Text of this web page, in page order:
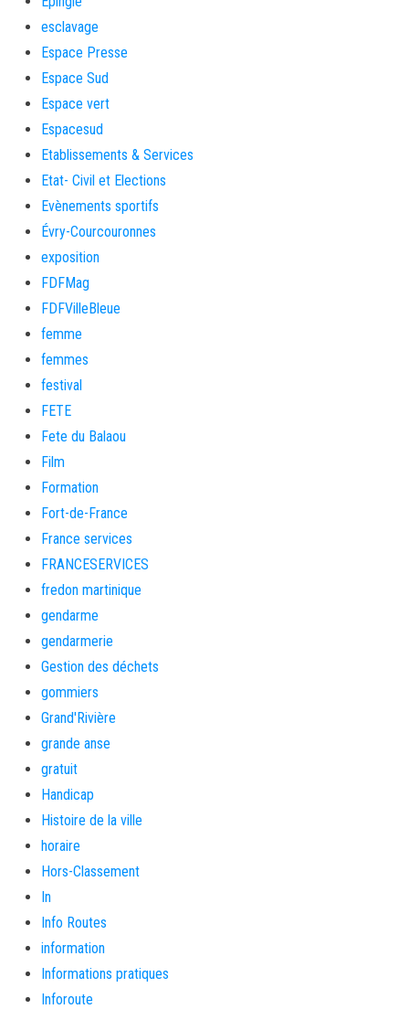
esclavage
Espace Presse
Espace Sud
Espace vert
Espacesud
Etablissements & Services
Etat- Civil et Elections
Evènements sportifs
Évry-Courcouronnes
exposition
FDFMag
FDFVilleBleue
femme
femmes
festival
FETE
Fete du Balaou
Film
Formation
Fort-de-France
France services
FRANCESERVICES
fredon martinique
gendarme
gendarmerie
Gestion des déchets
gommiers
Grand'Rivière
grande anse
gratuit
Handicap
Histoire de la ville
horaire
Hors-Classement
In
Info Routes
information
Informations pratiques
Inforoute